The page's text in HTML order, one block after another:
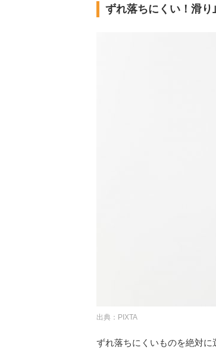
ずれ落ちにくい！滑
出典：PIXTA
ずれ落ちにくいものを絶対